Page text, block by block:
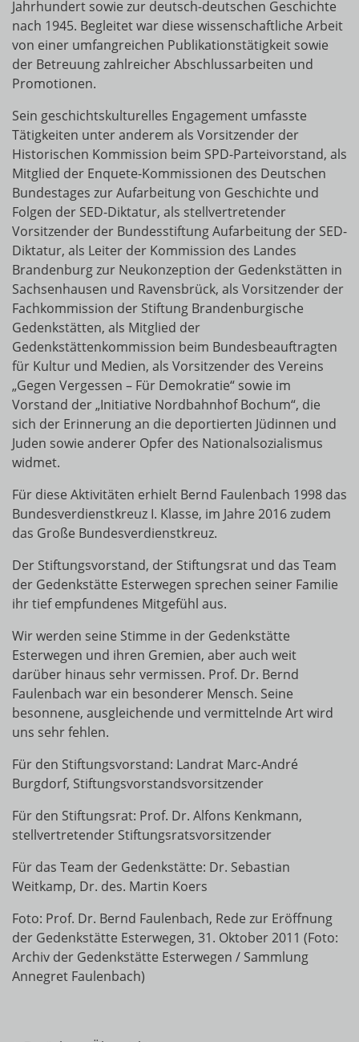
Jahrhundert sowie zur deutsch-deutschen Geschichte
nach 1945. Begleitet war diese wissenschaftliche Arbeit
von einer umfangreichen Publikationstätigkeit sowie
der Betreuung zahlreicher Abschlussarbeiten und
Promotionen.
Sein geschichtskulturelles Engagement umfasste
Tätigkeiten unter anderem als Vorsitzender der
Historischen Kommission beim SPD-Parteivorstand, als
Mitglied der Enquete-Kommissionen des Deutschen
Bundestages zur Aufarbeitung von Geschichte und
Folgen der SED-Diktatur, als stellvertretender
Vorsitzender der Bundesstiftung Aufarbeitung der SED-
Diktatur, als Leiter der Kommission des Landes
Brandenburg zur Neukonzeption der Gedenkstätten in
Sachsenhausen und Ravensbrück, als Vorsitzender der
Fachkommission der Stiftung Brandenburgische
Gedenkstätten, als Mitglied der
Gedenkstättenkommission beim Bundesbeauftragten
für Kultur und Medien, als Vorsitzender des Vereins
„Gegen Vergessen – Für Demokratie“ sowie im
Vorstand der „Initiative Nordbahnhof Bochum“, die
sich der Erinnerung an die deportierten Jüdinnen und
Juden sowie anderer Opfer des Nationalsozialismus
widmet.
Für diese Aktivitäten erhielt Bernd Faulenbach 1998 das
Bundesverdienstkreuz I. Klasse, im Jahre 2016 zudem
das Große Bundesverdienstkreuz.
Der Stiftungsvorstand, der Stiftungsrat und das Team
der Gedenkstätte Esterwegen sprechen seiner Familie
ihr tief empfundenes Mitgefühl aus.
Wir werden seine Stimme in der Gedenkstätte
Esterwegen und ihren Gremien, aber auch weit
darüber hinaus sehr vermissen. Prof. Dr. Bernd
Faulenbach war ein besonderer Mensch. Seine
besonnene, ausgleichende und vermittelnde Art wird
uns sehr fehlen.
Für den Stiftungsvorstand: Landrat Marc-André
Burgdorf, Stiftungsvorstandsvorsitzender
Für den Stiftungsrat: Prof. Dr. Alfons Kenkmann,
stellvertretender Stiftungsratsvorsitzender
Für das Team der Gedenkstätte: Dr. Sebastian
Weitkamp, Dr. des. Martin Koers
Foto: Prof. Dr. Bernd Faulenbach, Rede zur Eröffnung
der Gedenkstätte Esterwegen, 31. Oktober 2011 (Foto:
Archiv der Gedenkstätte Esterwegen / Sammlung
Annegret Faulenbach)